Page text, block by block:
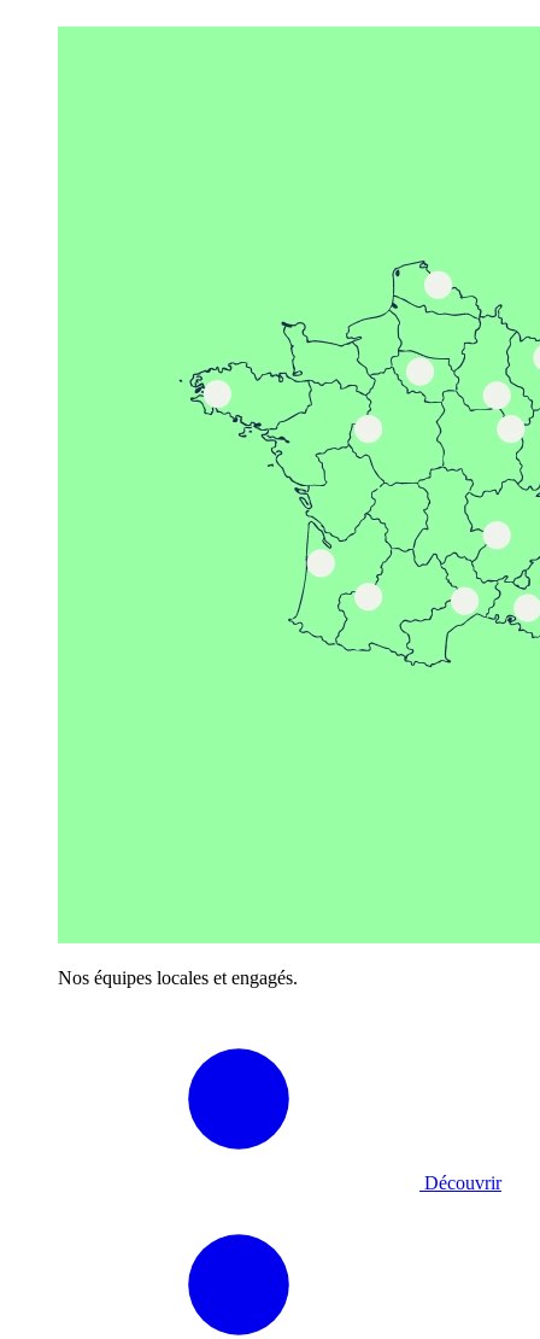
Nos équipes locales et engagés.
Découvrir